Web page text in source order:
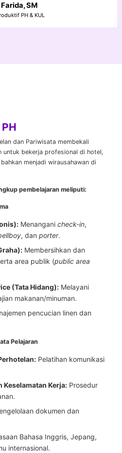
SM
PH & KUL
dan Pariwisata membekali
untuk bekerja profesional di hotel,
menjadi wirausahawan di
pembelajaran meliputi:
Menangani check-in,
, dan porter.
Membersihkan dan
area publik (public area
(Tata Hidang):Melayani
makanan/minuman.
pencucian linen dan
Pelajaran
Pelatihan komunikasi
Keselamatan Kerja:Prosedur
dokumen dan
Bahasa Inggris, Jepang,
internasional.